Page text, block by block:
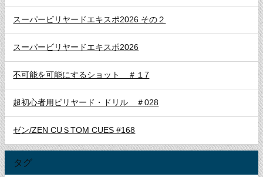
スーパービリヤードエキスポ2026 その２
スーパービリヤードエキスポ2026
不可能を可能にするショット ＃１7
超初心者用ビリヤード・ドリル ＃028
ゼン/ZEN CUＳTOM CUES #168
タグ